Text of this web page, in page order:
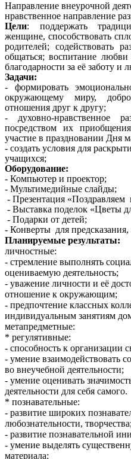
Направление внеурочной
нравственное направление
Цели: поддержать
женщине, способствовать
родителей; содействовать
общаться; воспитание
благодарности за её заботу и
Задачи:
- формировать
окружающему миру,
отношения друг к другу;
- духовно-нравственное
посредством их
участие в праздновании Дня
- создать условия для
учащихся;
Оборудование:
- Компьютер и проектор;
- Мультимедийные слайды;
- Презентация
- Выставка поделок «Цветы
- Подарки от детей;
- Конверты для
Планируемые результаты:
личностные:
- стремление выполнять
оцениваемую деятельность;
- уважение личности и её
отношение к окружающим;
- предпочтение классных
индивидуальным занятиям
метапредметные:
* регулятивные:
- способность к организации
- умение взаимодействовать
во внеучебной деятельности;
- умение оценивать
деятельности для себя самого.
* познавательные:
- развитие широких
любознательности, творчества;
- развитие познавательной
- умение выделять
материала;